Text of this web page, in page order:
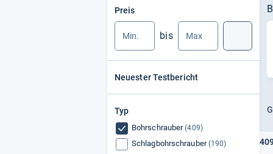
Preis
bis
Neuester Testbericht
Typ
Bohrschrauber (409)
Schlagbohrschrauber (190)